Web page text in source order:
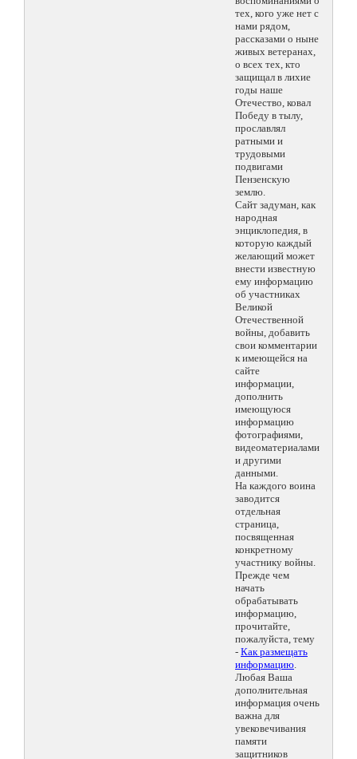
тех, кого уже нет с
нами рядом,
рассказами о ныне
живых ветеранах,
о всех тех, кто
защищал в лихие
годы наше
Отечество, ковал
Победу в тылу,
прославлял
ратными и
трудовыми
подвигами
Пензенскую
землю.
Сайт задуман, как
народная
энциклопедия, в
которую каждый
желающий может
внести известную
ему информацию
об участниках
Великой
Отечественной
войны, добавить
свои комментарии
к имеющейся на
сайте
информации,
дополнить
имеющуюся
информацию
фотографиями,
видеоматериалами
и другими
данными.
На каждого воина
заводится
отдельная
страница,
посвященная
конкретному
участнику войны.
Прежде чем
начать
обрабатывать
информацию,
прочитайте,
пожалуйста, тему
- Как размещать
информацию.
Любая Ваша
дополнительная
информация очень
важна для
увековечивания
памяти
защитников